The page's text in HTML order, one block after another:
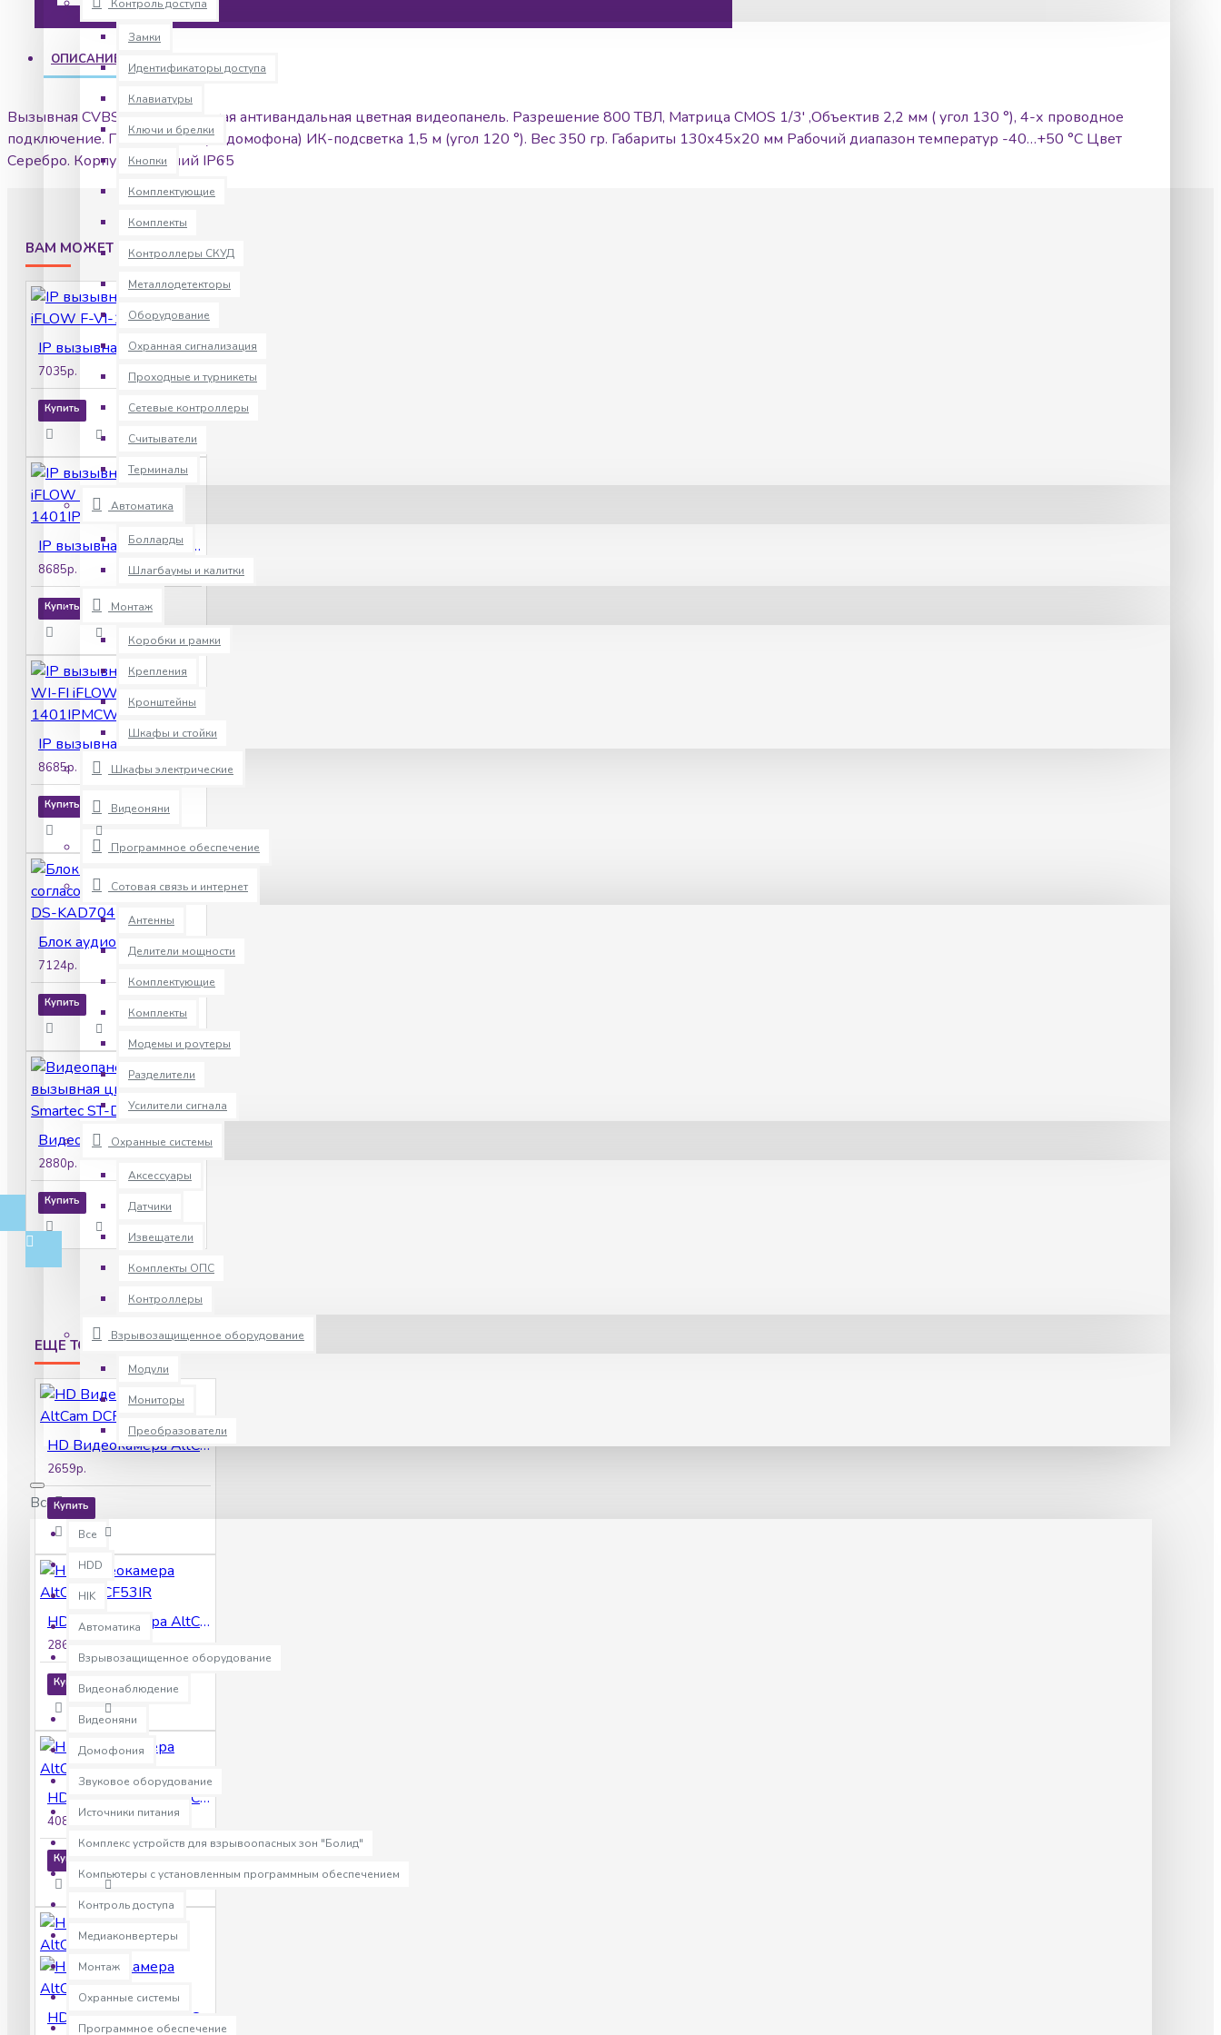
Контроль доступа
Замки
Идентификаторы доступа
Клавиатуры
Ключи и брелки
Кнопки
Комплектующие
Комплекты
Контроллеры СКУД
Металлодетекторы
Оборудование
Охранная сигнализация
Проходные и турникеты
Сетевые контроллеры
Считыватели
Терминалы
Автоматика
Болларды
Шлагбаумы и калитки
Монтаж
Коробки и рамки
Крепления
Кронштейны
Шкафы и стойки
Шкафы электрические
Видеоняни
Программное обеспечение
Сотовая связь и интернет
Антенны
Делители мощности
Комплектующие
Комплекты
Модемы и роутеры
Разделители
Усилители сигнала
Охранные системы
Аксессуары
Датчики
Извещатели
Комплекты ОПС
Контроллеры
Взрывозащищенное оборудование
Модули
Мониторы
Преобразователи
Все
Все
HDD
HIK
Автоматика
Взрывозащищенное оборудование
Видеонаблюдение
Видеоняни
Домофония
Звуковое оборудование
Источники питания
Комплекс устройств для взрывоопасных зон "Болид"
Компьютеры с установленным программным обеспечением
Контроль доступа
Медиаконвертеры
Монтаж
Охранные системы
Программное обеспечение
ОПИСАНИЕ
Вызывная CVBS 4-х абонентская антивандальная цветная видеопанель. Разрешение 800 ТВЛ, Матрица CMOS 1/3' ,Объектив 2,2 мм ( угол 130 °), 4-х проводное
подключение. Питание 12В (от домофона) ИК-подсветка 1,5 м (угол 120 °). Вес 350 гр. Габариты 130х45х20 мм Рабочий диапазон температур -40…+50 °С Цвет
Серебро. Корпус алюминий IP65
ВАМ МОЖЕТ ПОНРАВИТСЯ
IP вызывная панель iFLOW F-VI-1400IPCE1
7035р.
Купить
IP вызывная панель iFLOW F-VI-1401IPMCE1
8685р.
Купить
IP вызывная панель с WI-FI iFLOW F-VI-1401IPMCWE1
8685р.
Купить
7124р.
Купить
Видеопанель вызывная цветная Smartec ST-DS104С-BR
2880р.
Купить
ЕЩЕ ТОВАРЫ ПРОИЗВОДИТЕЛЯ
HD Видеокамера AltCam DCF24IR
2659р.
Купить
HD Видеокамера AltCam DCF53IR
2863р.
Купить
HD Видеокамера AltCam DCF54IR
4083р.
Купить